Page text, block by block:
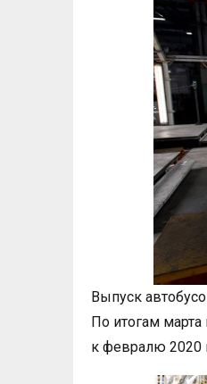
Выпуск
По итогам марта
к февралю 2020